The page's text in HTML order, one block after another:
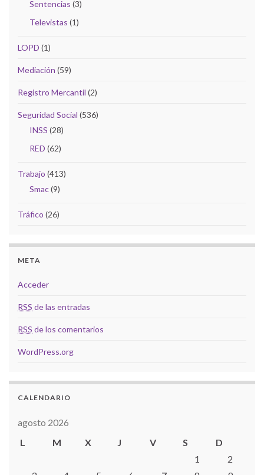
Sentencias (3)
Televistas (1)
LOPD (1)
Mediación (59)
Registro Mercantil (2)
Seguridad Social (536)
INSS (28)
RED (62)
Trabajo (413)
Smac(9)
Tráfico (26)
META
Acceder
RSS de las entradas
RSS de los comentarios
WordPress.org
CALENDARIO
agosto 2026
L
M X J V S
D
1
2